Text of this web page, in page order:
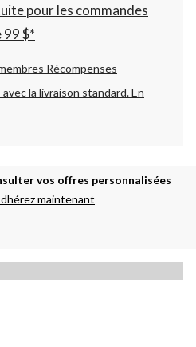
pour les commandes
99 $*
Récompenses
la livraison standard.En
vos offres personnalisées
maintenant